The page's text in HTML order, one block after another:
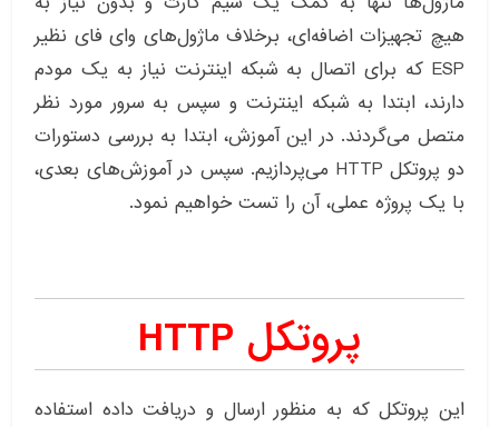
هیچ تجهیزات اضافه‌ای، برخلاف ماژول‌های وای فای نظیر
ESP که برای اتصال به شبکه اینترنت نیاز به یک مودم
دارند، ابتدا به شبکه اینترنت و سپس به سرور مورد نظر
متصل می‌گردند. در این آموزش، ابتدا به بررسی دستورات
دو پروتکل HTTP می‌پردازیم. سپس در آموزش‌های بعدی،
با یک پروژه عملی، آن‌ را تست خواهیم نمود.
پروتکل HTTP
این پروتکل که به منظور ارسال و دریافت داده استفاده